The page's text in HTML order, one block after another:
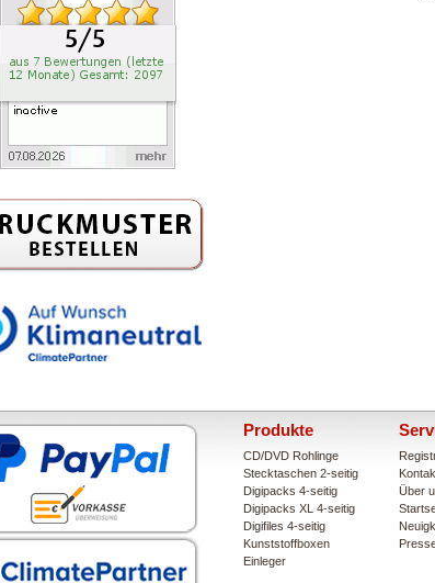
Produkte
CD/DVD Rohlinge
Stecktaschen 2-seitig
Digipacks 4-seitig
Digipacks XL 4-seitig
Digifiles 4-seitig
Kunststoffboxen
Einleger
Über